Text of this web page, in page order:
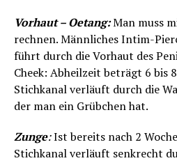
Vorhaut – Oetang:Man muss
rechnen. Männliches Intim-
führt durch die Vorhaut des
Cheek: Abheilzeit beträgt 6 bis
Stichkanal verläuft durch die
der man ein Grübchen hat.
Zunge:Ist bereits nach 2
Stichkanal verläuft senkrecht